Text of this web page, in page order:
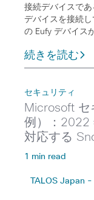
接続デバイスで
デバイスを接続
の Eufy デバイス
続きを読む
セキュリティ
Microsoft セ
例）：2022
対応する
1 min read
TALOS Japan